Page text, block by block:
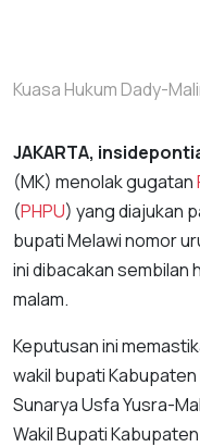
Kuasa Hukum Dady-
JAKARTA,
(MK) menolak gugatan
(PHPU) yang diajukan
bupati Melawi nomor
ini dibacakan sembilan
malam.
Keputusan ini
wakil bupati
Sunarya Usfa Yusra-
Wakil Bupati